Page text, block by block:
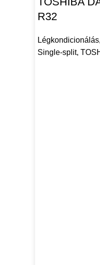
R32
Légkondicionálás,
Single-split,